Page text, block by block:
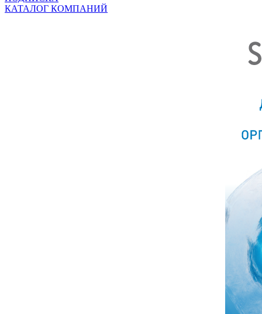
КАТАЛОГ КОМПАНИЙ